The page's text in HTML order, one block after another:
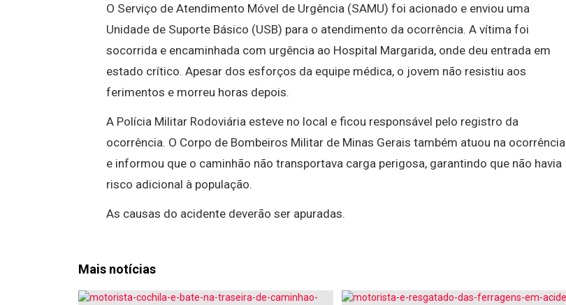
O Serviço de Atendimento Móvel de Urgência (SAMU) foi acionado e enviou uma
Unidade de Suporte Básico (USB) para o atendimento da ocorrência. A vítima foi
socorrida e encaminhada com urgência ao Hospital Margarida, onde deu entrada em
estado crítico. Apesar dos esforços da equipe médica, o jovem não resistiu aos
ferimentos e morreu horas depois.
A Polícia Militar Rodoviária esteve no local e ficou responsável pelo registro da
ocorrência. O Corpo de Bombeiros Militar de Minas Gerais também atuou na ocorrência
e informou que o caminhão não transportava carga perigosa, garantindo que não havia
risco adicional à população.
As causas do acidente deverão ser apuradas.
Mais notícias